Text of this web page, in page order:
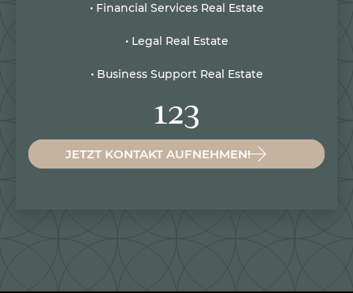
• Financial Services Real Estate
• Legal Real Estate
• Business Support Real Estate
123
JETZT KONTAKT AUFNEHMEN!